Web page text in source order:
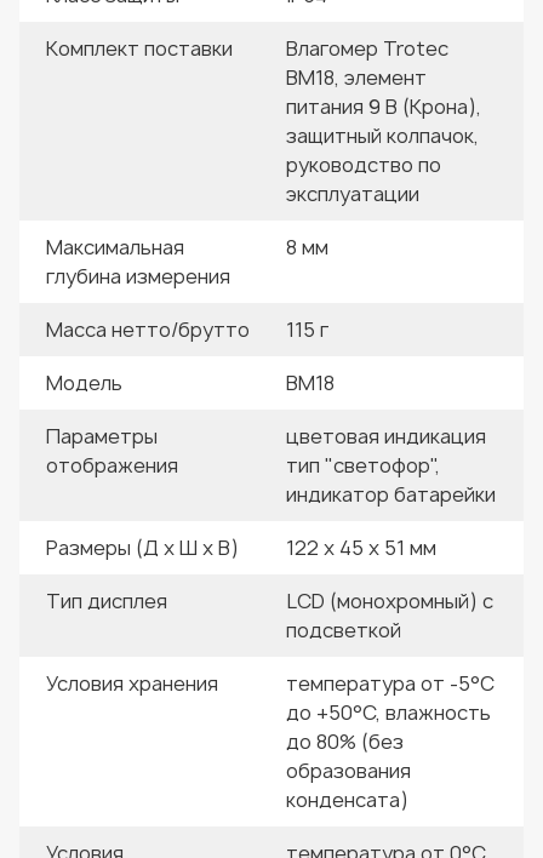
Комплект поставки
Влагомер Trotec
BM18, элемент
питания 9 В (Крона),
защитный колпачок,
руководство по
эксплуатации
Максимальная
глубина измерения
8 мм
Масса нетто/брутто
115 г
Модель
BM18
Параметры
отображения
цветовая индикация
тип "светофор",
индикатор батарейки
Размеры (Д х Ш х В)
122 х 45 х 51 мм
Тип дисплея
LCD (монохромный) с
подсветкой
Условия хранения
температура от -5°C
до +50°C, влажность
до 80% (без
образования
конденсата)